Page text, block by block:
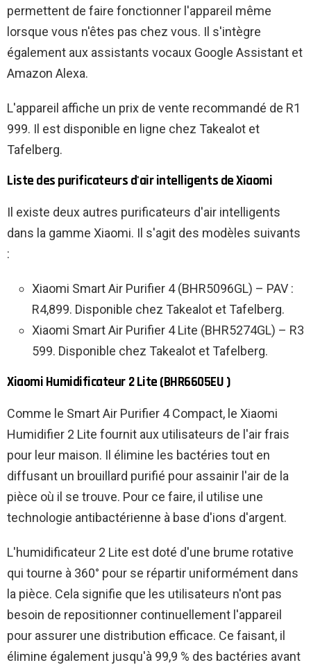
permettent de faire fonctionner l'appareil même
lorsque vous n'êtes pas chez vous. Il s'intègre
également aux assistants vocaux Google Assistant et
Amazon Alexa.
L'appareil affiche un prix de vente recommandé de R1
999. Il est disponible en ligne chez Takealot et
Tafelberg.
Liste des purificateurs d'air intelligents de Xiaomi
Il existe deux autres purificateurs d'air intelligents
dans la gamme Xiaomi. Il s'agit des modèles suivants
:
Xiaomi Smart Air Purifier 4 (BHR5096GL) – PAV :
R4,899. Disponible chez Takealot et Tafelberg.
Xiaomi Smart Air Purifier 4 Lite (BHR5274GL) – R3
599. Disponible chez Takealot et Tafelberg.
Xiaomi Humidificateur 2 Lite (BHR6605EU )
Comme le Smart Air Purifier 4 Compact, le Xiaomi
Humidifier 2 Lite fournit aux utilisateurs de l'air frais
pour leur maison. Il élimine les bactéries tout en
diffusant un brouillard purifié pour assainir l'air de la
pièce où il se trouve. Pour ce faire, il utilise une
technologie antibactérienne à base d'ions d'argent.
L'humidificateur 2 Lite est doté d'une brume rotative
qui tourne à 360° pour se répartir uniformément dans
la pièce. Cela signifie que les utilisateurs n'ont pas
besoin de repositionner continuellement l'appareil
pour assurer une distribution efficace. Ce faisant, il
élimine également jusqu'à 99,9 % des bactéries avant